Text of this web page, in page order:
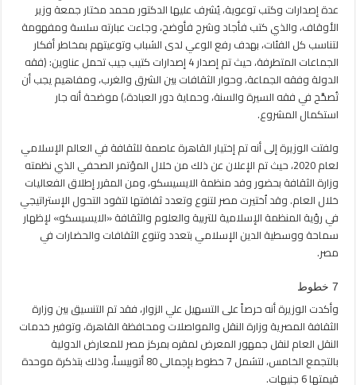
عدة إصدارات وكتب توعوية، يُشرف عليها الدكتور محمد مختار جمعة وزير
الأوقاف، والذي كتب فأجاد وشرح فأوضح، وجاءت عبارته سلسة ومفهومة
لتناسب كل الفئات، بهدف رفع الوعي لدى الشباب وتوعيتهم بمخاطر أفكار
الجماعات المتطرفة، حيث تم إصدار 4 إصدارات كتيب جيب تحمل عناوين: (فقه
الدولة وفقه الجماعة، وحوار الثقافات بين الشرق والغرب، ومفاهيم يجب أن
تُصحَّح في فقه السيرة والسنة، وحماية دور العبادة،) موضحة أنه جار
استكمال المشروع.
ولفتت الوزيرة إلى أنه تم إختيار القاهرة عاصمة للثقافة في العالم الإسلامي
لعام 2020، حيث تم الإعلان عن ذلك من خلال المؤتمر الصحفي الذي نظمته
وزارة الثقافة بحضور وفد منظمة الايسيسكو، ومن المقرر إطلاق الفعاليات
خلال العام. وقد اُختيرت مصر لتنوع وتعدد ثقافتها لتقود التحول الإستراتيجي
في رؤية المنظمة الإسلامية للتربية والعلوم والثقافة «الايسيسكو» لإظهار
سماحة ووسطية الدين الإسلامي بتعدد وتنوع الثقافات والحضارات في
مصر.
7 خطوط
وأكدت الوزيرة أنه حرصاً على التسهيل علي الزوار، فقد تم التنسيق بين وزارة
الثقافة المصرية وزارة النقل والمواصلات ومحافظة القاهرة، وتوفير خدمات
النقل العام لنقل جمهور المعرض لمقره بمركز مصر للمعارض الدولية
بالتجمع الخامس، لتشمل 7 خطوط بإجمالى 80 أتوبيساً، وذلك بتذكرة موحدة
قيمتها 6 جنيهات.